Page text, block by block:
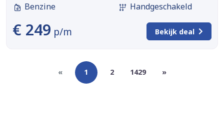
Benzine
Handgeschakeld
€ 249 p/m Bekijk deal
« 1 2 1429 »